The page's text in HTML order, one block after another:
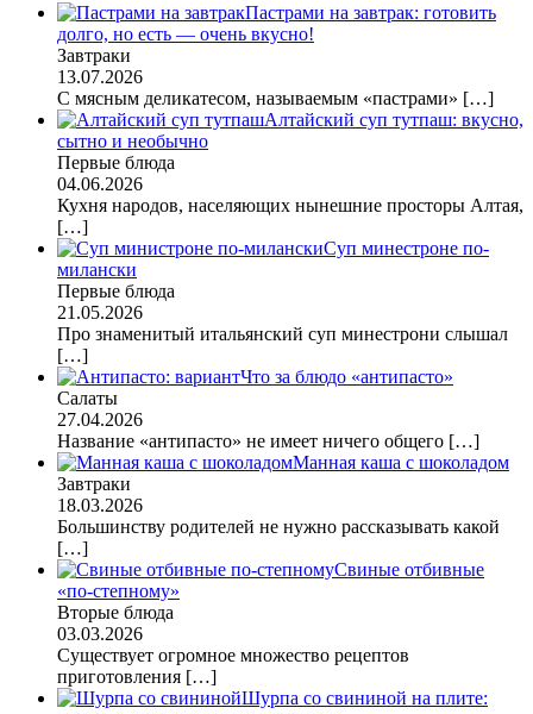
Пастрами на завтрак: готовить
долго, но есть — очень вкусно!
Завтраки
13.07.2026
С мясным деликатесом, называемым «пастрами» […]
Алтайский суп тутпаш: вкусно,
сытно и необычно
Первые блюда
04.06.2026
Кухня народов, населяющих нынешние просторы Алтая,
[…]
Суп минестроне по-
милански
Первые блюда
21.05.2026
Про знаменитый итальянский суп минестрони слышал
[…]
Что за блюдо «антипасто»
Салаты
27.04.2026
Название «антипасто» не имеет ничего общего […]
Манная каша с шоколадом
Завтраки
18.03.2026
Большинству родителей не нужно рассказывать какой
[…]
Свиные отбивные
«по-степному»
Вторые блюда
03.03.2026
Существует огромное множество рецептов
приготовления […]
Шурпа со свининой на плите: